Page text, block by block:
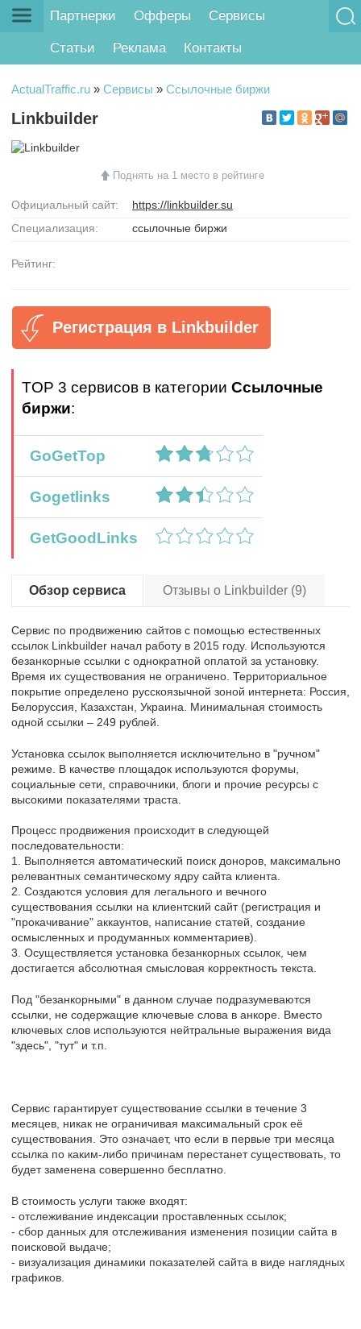
Партнерки Офферы Сервисы
Статьи Реклама Контакты
ActualTraffic.ru » Сервисы » Ссылочные биржи
Linkbuilder
Поднять на 1 место в рейтинге
Официальный сайт:
https://linkbuilder.su
Специализация:
ссылочные биржи
Рейтинг:
Регистрация в Linkbuilder
TOP 3 сервисов в категории Ссылочные
биржи:
GoGetTop
Gogetlinks
GetGoodLinks
Обзор сервиса Отзывы о Linkbuilder (9)
Сервис по продвижению сайтов с помощью естественных
ссылок Linkbuilder начал работу в 2015 году. Используются
безанкорные ссылки с однократной оплатой за установку.
Время их существования не ограничено. Территориальное
покрытие определено русскоязычной зоной интернета: Россия,
Белоруссия, Казахстан, Украина. Минимальная стоимость
одной ссылки – 249 рублей.
Установка ссылок выполняется исключительно в "ручном"
режиме. В качестве площадок используются форумы,
социальные сети, справочники, блоги и прочие ресурсы с
высокими показателями траста.
Процесс продвижения происходит в следующей
последовательности:
1. Выполняется автоматический поиск доноров, максимально
релевантных семантическому ядру сайта клиента.
2. Создаются условия для легального и вечного
существования ссылки на клиентский сайт (регистрация и
"прокачивание" аккаунтов, написание статей, создание
осмысленных и продуманных комментариев).
3. Осуществляется установка безанкорных ссылок, чем
достигается абсолютная смысловая корректность текста.
Под "безанкорными" в данном случае подразумеваются
ссылки, не содержащие ключевые слова в анкоре. Вместо
ключевых слов используются нейтральные выражения вида
"здесь", "тут" и т.п.
Сервис гарантирует существование ссылки в течение 3
месяцев, никак не ограничивая максимальный срок её
существования. Это означает, что если в первые три месяца
ссылка по каким-либо причинам перестанет существовать, то
будет заменена совершенно бесплатно.
В стоимость услуги также входят:
- отслеживание индексации проставленных ссылок;
- сбор данных для отслеживания изменения позиции сайта в
поисковой выдаче;
- визуализация динамики показателей сайта в виде наглядных
графиков.